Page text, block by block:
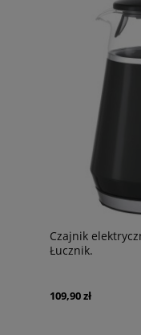
Czajnik
Łucznik.
109,90 zł